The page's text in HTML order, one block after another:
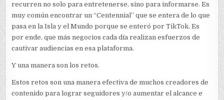
recurren no solo para entretenerse, sino para informarse. Es
muy común encontrar un “Centennial” que se entera de lo que
pasa en la Isla y el Mundo porque se enteró por TikTok. Es
por ende, que más negocios cada día realizan esfuerzos de
cautivar audiencias en esa plataforma.
Y una manera son los retos.
Estos retos son una manera efectiva de muchos creadores de
contenido para lograr seguidores y/o aumentar el alcance e